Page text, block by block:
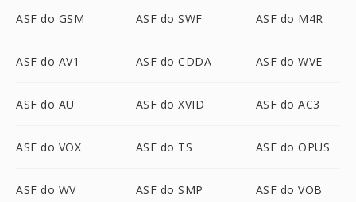
ASF do GSM ASF do SWF ASF do M4R
ASF do AV1 ASF do CDDA ASF do WVE
ASF do AU ASF do XVID ASF do AC3
ASF do VOX ASF do TS ASF do OPUS
ASF do WV ASF do SMP ASF do VOB